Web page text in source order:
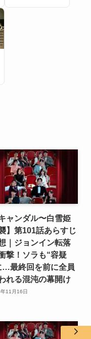
キャンダル〜白雪姫
】第101話あらすじ
｜ジョンイン転落
撃！ソラも“容疑
…最終回を前に全員
れる混沌の幕開け
11月16日